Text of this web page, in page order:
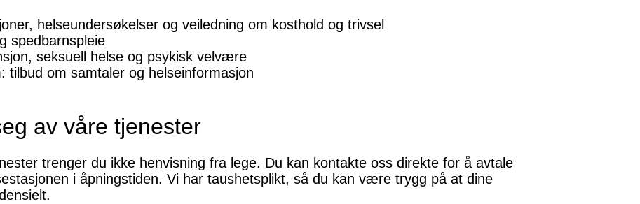
helseundersøkelser og veiledning om kosthold og trivsel
spedbarnspleie
seksuell helse og psykisk velvære
tilbud om samtaler og helseinformasjon
av våre tjenester
trenger du ikke henvisning fra lege. Du kan kontakte oss direkte for å avtale
i åpningstiden. Vi har taushetsplikt, så du kan være trygg på at dine